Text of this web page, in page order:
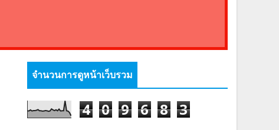
จำนวนการดูหน้าเว็บรวม
4 0 9 6 8 3